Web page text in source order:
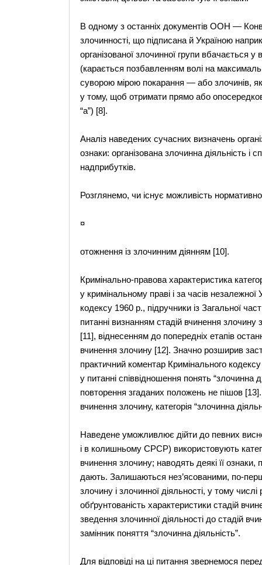
В одному з останніх документів ООН —
злочинності, що підписана й Україною
організованої злочинної групи вбачається
(карається позбавленням волі на
суворою мірою покарання — або злочинів,
у тому, щоб отримати прямо або
“а”) [8].
Аналіз наведених сучасних визначень
ознаки: організована злочинна діяльність і
надприбутків.
Розглянемо, чи існує можливість
¤
отожнення із злочинним діянням [10].
Кримінально-правова характеристика
у кримінальному праві і за часів
кодексу 1960 р., підручники із Загальної
питанні визнанням стадій вчинення злочину
[11], віднесенням до попередніх етапів
вчинення злочину [12]. Значно розширив
практичний коментар Кримінального
у питанні співвідношення понять “злочинна
повторення згаданих положень не пішов
вчинення злочину, категорія “злочинна
Наведене уможливлює дійти до певних
і в колишньому СРСР) використовують
вчинення злочину; наводять деякі її ознаки,
дають. Залишаються нез’ясованими, по-
злочину і злочинної діяльності, у тому
обґрунтованість характеристики стадій
зведення злочинної діяльності до стадій
замінник поняття “злочинна діяльність”.
Для відповіді на ці питання звернемося